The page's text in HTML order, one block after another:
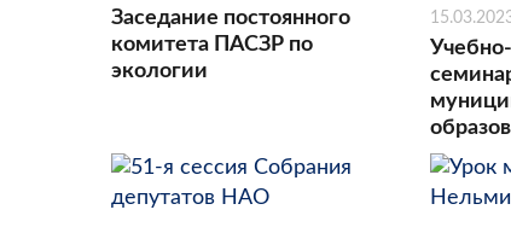
Заседание постоянного
комитета ПАСЗР по
экологии